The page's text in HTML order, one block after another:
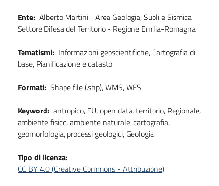
Ente: Alberto Martini - Area Geologia, Suoli e Sismica -
Settore Difesa del Territorio - Regione Emilia-Romagna
Tematismi: Informazioni geoscientifiche, Cartografia di
base, Pianificazione e catasto
Formati: Shape file (.shp), WMS, WFS
Keyword: antropico, EU, open data, territorio, Regionale,
ambiente fisico, ambiente naturale, cartografia,
geomorfologia, processi geologici, Geologia
Tipo di licenza:
CC BY 4.0 (Creative Commons - Attribuzione)